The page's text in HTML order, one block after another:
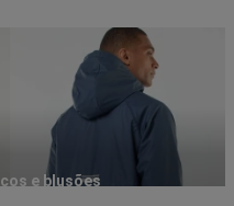
e blusões